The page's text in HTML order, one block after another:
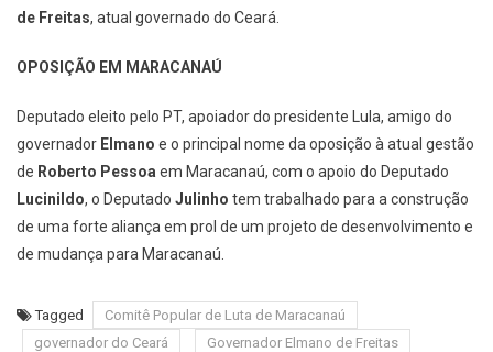
de Freitas, atual governado do Ceará.
OPOSIÇÃO EM MARACANAÚ
Deputado eleito pelo PT, apoiador do presidente Lula, amigo do
governador Elmano e o principal nome da oposição à atual gestão
de Roberto Pessoa em Maracanaú, com o apoio do Deputado
Lucinildo, o Deputado Julinho tem trabalhado para a construção
de uma forte aliança em prol de um projeto de desenvolvimento e
de mudança para Maracanaú.
Tagged
Comitê Popular de Luta de Maracanaú
governador do Ceará
Governador Elmano de Freitas